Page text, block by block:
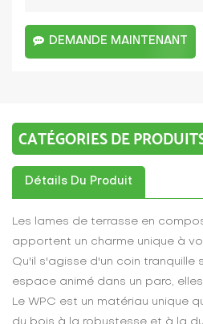
DEMANDE MAINTENANT
CATÉGORIES DE
Détails Du Produit
Les lames de terrasse en
apportent un charme unique à
Qu'il s'agisse d'un coin tranquille
espace animé dans un parc,
Le WPC est un matériau unique
du bois à la robustesse et à la